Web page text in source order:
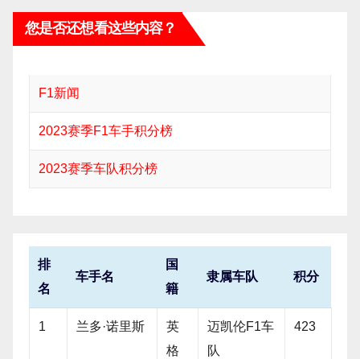
您是否还想看这些内容？
F1新闻
2023赛季F1车手积分榜
2023赛季车队积分榜
排
名
车手名
国
籍
隶属车队 积分
1 兰多·诺里斯
英
格
迈凯伦F1车
队
423